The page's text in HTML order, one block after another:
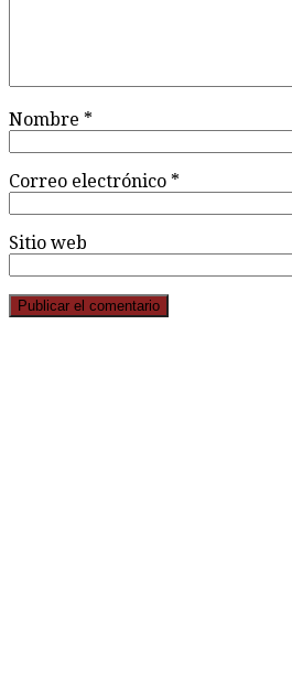
Nombre *
Correo electrónico *
Sitio web